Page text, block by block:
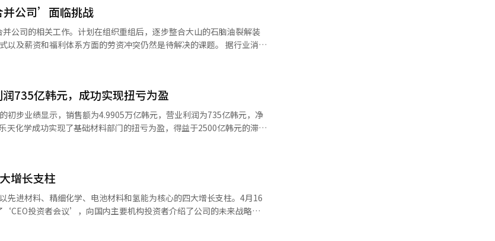
附加值、环保转型的大规模研发项目，鼓励企业在高附加值、环保领域
合剂的聚烯烃弹性体（POE）等高附加值、环保产品为中心，转型其
是前所未有的道路，将成为产业政策层面的重要里程碑。”他还表
业坚持推进业务重组项目。政府将以责任感支持业务重组计划的顺利
速推进蔚山地区的业务重组讨论，竭尽全力使我们的石油化工产业恢
相关的企业合并审查，并将对其他石油化工业务重组的市场竞争影响
”※ 本报道经人工智能（AI）系统翻译与编辑。
活调整出口量为国
国内供应链的稳定。去年四月，为了确保医疗用聚丙烯的稳定供应，乐
并紧急运输了大山工厂生产的3900吨丙烯。此外，在建筑材料供应不
剂原料EOA的生产，供应量达到国内月均需求的140%，即7000吨。
石油化学企业也在与政府的石脑油供应稳定化支持金相关联的情况下，
本报道经人工智能（AI）系统翻译与编辑。
并公司’面临挑战
公司的相关工作。计划在组织重组后，逐步整合大山的石脑油裂解装
薪资和福利体系方面的劳资冲突仍然是待解决的课题。 据行业消
成立分拆公司“乐天大山石化（暂定名）”。位于忠南瑞山的大山石
旨在提升长期处于低迷状态的石油化工业务竞争力。 在就业问题
并对象的乐天化学员工将保持现有的劳动关系，不会进行人为的人员
将得到认可。 然而，现场对于未来的人力资源管理
HD现代之间的雇佣结构差异。 乐天化学员工的归属将完
利水平相对较高，因此在同一工序内可能会出现待遇差异。 此外，
来的劳务风险。由于形式上保持原有归属，若在同一工序内混合运
员工合并为一个组织，围绕人力资源管理和待遇问题的争议是不可避免
编辑。
735亿韩元，成功实现扭亏为盈
初步业绩显示，销售额为4.9905万亿韩元，营业利润为735亿韩元，净
利润扩展以及季度末石脑油价格上涨带来的积极库存评估效应是业绩
能持续的低迷石油化工市场，我们正在考虑停产大山NCC二期中的一
生产50万吨高附加值的特种材料工程塑料（EP）。未来还计划扩展到
重组增强基础化学的竞争力，并通过平衡的产品组合坚定推进中长期
增长支柱
先进材料、精细化学、电池材料和氢能为核心的四大增长支柱。4月16
‘CEO投资者会议’，向国内主要机构投资者介绍了公司的未来战略。
基础化学业务来增强竞争力，并以四大增长支柱为基础，完成平衡的